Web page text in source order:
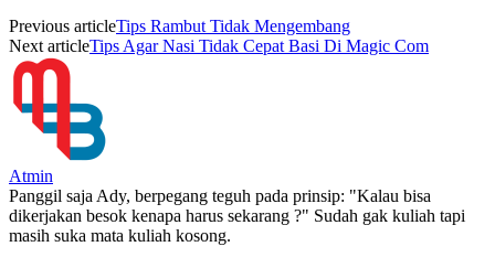
Previous articleTips Rambut Tidak Mengembang
Next articleTips Agar Nasi Tidak Cepat Basi Di Magic Com
Atmin
Panggil saja Ady, berpegang teguh pada prinsip: "Kalau bisa
dikerjakan besok kenapa harus sekarang ?" Sudah gak kuliah tapi
masih suka mata kuliah kosong.